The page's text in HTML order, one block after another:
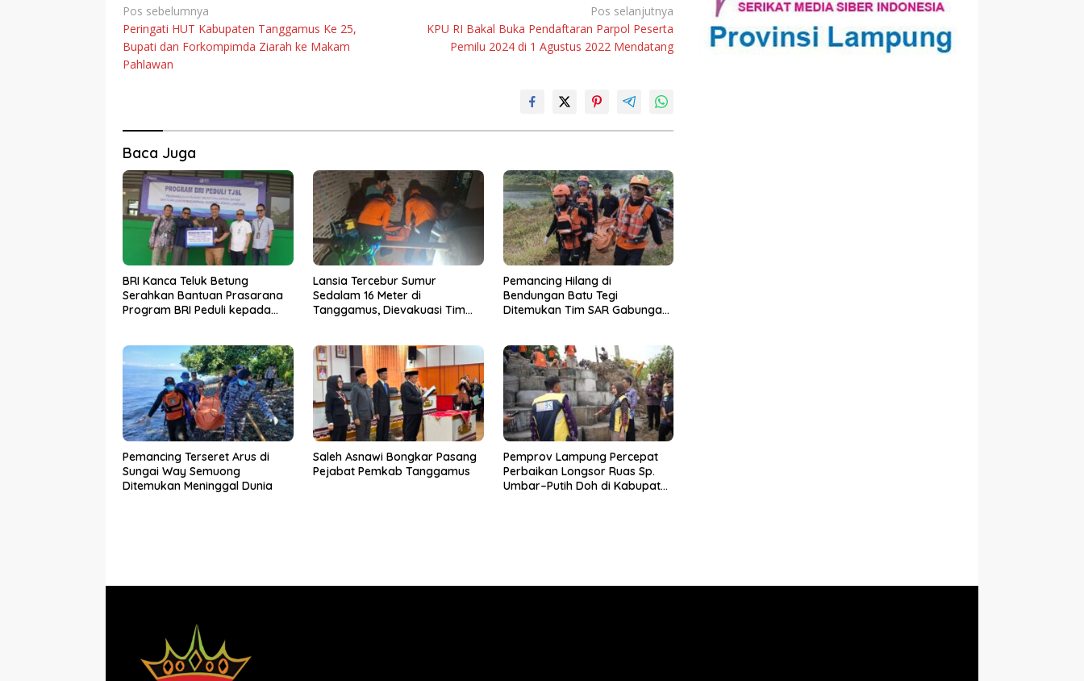
Navigasi
pos
Pos sebelumnya
Peringati HUT Kabupaten Tanggamus Ke 25,
Bupati dan Forkompimda Ziarah ke Makam
Pahlawan
Pos selanjutnya
KPU RI Bakal Buka Pendaftaran Parpol Peserta
Pemilu 2024 di 1 Agustus 2022 Mendatang
Baca Juga
BRI Kanca Teluk Betung
Serahkan Bantuan Prasarana
Program BRI Peduli kepada
Lansia Tercebur Sumur
Sedalam 16 Meter di
Tanggamus, Dievakuasi Tim
Pemancing Hilang di
Bendungan Batu Tegi
Ditemukan Tim SAR Gabungan
Pemancing Terseret Arus di
Sungai Way Semuong
Ditemukan Meninggal Dunia
Saleh Asnawi Bongkar Pasang
Pejabat Pemkab Tanggamus
Pemprov Lampung Percepat
Perbaikan Longsor Ruas Sp.
Umbar–Putih Doh di Kabupaten